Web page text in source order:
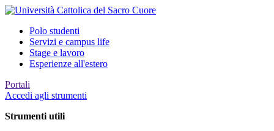
Polo studenti
Servizi e campus life
Stage e lavoro
Esperienze all'estero
Portali
Accedi agli strumenti
Strumenti utili